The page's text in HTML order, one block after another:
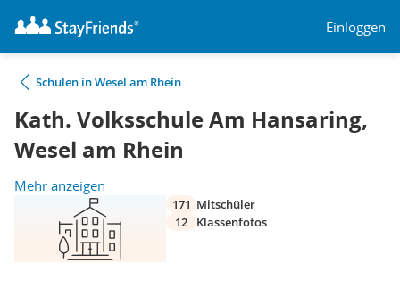
Einloggen
Schulen in Wesel am Rhein
Kath. Volksschule Am Hansaring,
Wesel am Rhein
Mehr anzeigen
171 Mitschüler
12
Klassenfotos